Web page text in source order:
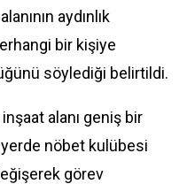
aydınlık
bir kişiye
söylediği belirtildi.
alanı geniş bir
yerde nöbet kulübesi
görev